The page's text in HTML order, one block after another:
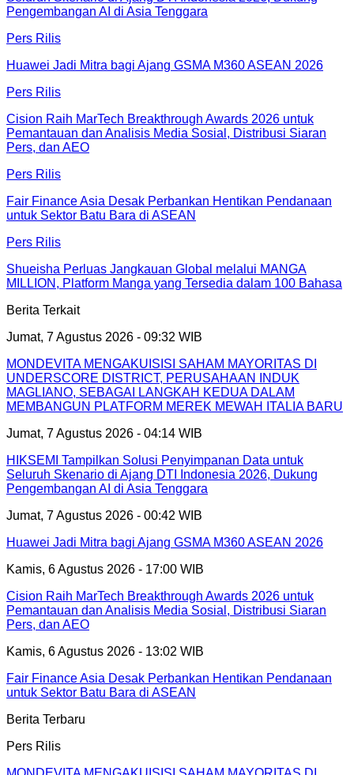
Pengembangan AI di Asia Tenggara
Pers Rilis
Huawei Jadi Mitra bagi Ajang GSMA M360 ASEAN 2026
Pers Rilis
Cision Raih MarTech Breakthrough Awards 2026 untuk
Pemantauan dan Analisis Media Sosial, Distribusi Siaran
Pers, dan AEO
Pers Rilis
Fair Finance Asia Desak Perbankan Hentikan Pendanaan
untuk Sektor Batu Bara di ASEAN
Pers Rilis
Shueisha Perluas Jangkauan Global melalui MANGA
MILLION, Platform Manga yang Tersedia dalam 100 Bahasa
Berita Terkait
Jumat, 7 Agustus 2026 - 09:32 WIB
MONDEVITA MENGAKUISISI SAHAM MAYORITAS DI
UNDERSCORE DISTRICT, PERUSAHAAN INDUK
MAGLIANO, SEBAGAI LANGKAH KEDUA DALAM
MEMBANGUN PLATFORM MEREK MEWAH ITALIA BARU
Jumat, 7 Agustus 2026 - 04:14 WIB
HIKSEMI Tampilkan Solusi Penyimpanan Data untuk
Seluruh Skenario di Ajang DTI Indonesia 2026, Dukung
Pengembangan AI di Asia Tenggara
Jumat, 7 Agustus 2026 - 00:42 WIB
Huawei Jadi Mitra bagi Ajang GSMA M360 ASEAN 2026
Kamis, 6 Agustus 2026 - 17:00 WIB
Cision Raih MarTech Breakthrough Awards 2026 untuk
Pemantauan dan Analisis Media Sosial, Distribusi Siaran
Pers, dan AEO
Kamis, 6 Agustus 2026 - 13:02 WIB
Fair Finance Asia Desak Perbankan Hentikan Pendanaan
untuk Sektor Batu Bara di ASEAN
Berita Terbaru
Pers Rilis